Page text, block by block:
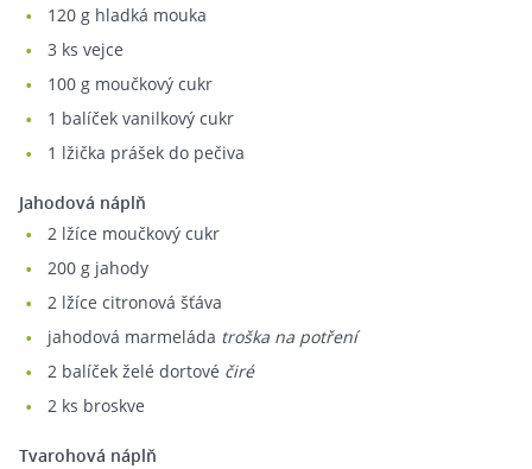
120 g hladká mouka
3 ks vejce
100 g moučkový cukr
1 balíček vanilkový cukr
1 lžička prášek do pečiva
Jahodová náplň
2 lžíce moučkový cukr
200 g jahody
2 lžíce citronová šťáva
jahodová marmeláda troška na potření
2 balíček želé dortové čiré
2 ks broskve
Tvarohová náplň